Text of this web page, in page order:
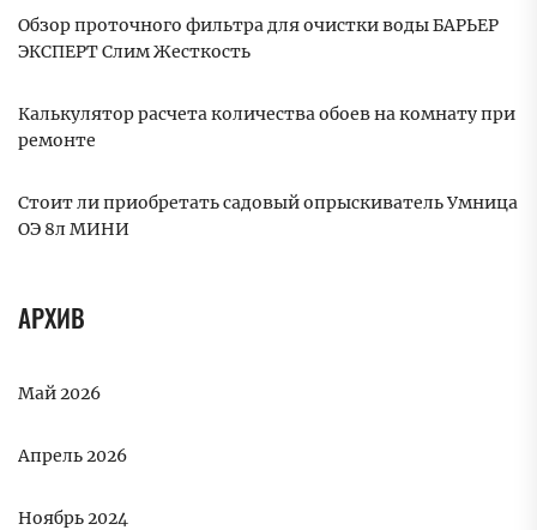
Обзор проточного фильтра для очистки воды БАРЬЕР
ЭКСПЕРТ Слим Жесткость
Калькулятор расчета количества обоев на комнату при
ремонте
Стоит ли приобретать садовый опрыскиватель Умница
ОЭ 8л МИНИ
АРХИВ
Май 2026
Апрель 2026
Ноябрь 2024